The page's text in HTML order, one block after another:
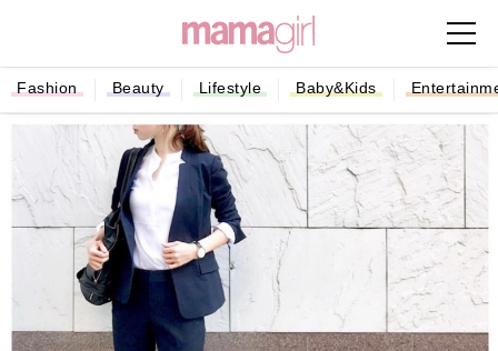
Fashion Beauty Lifestyle Baby&Kids